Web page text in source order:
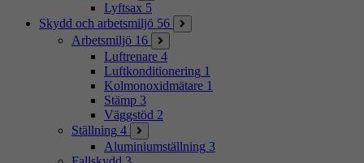
Lyftsax 5
Skydd och arbetsmiljö 56
Arbetsmiljö 16
Luftrenare 4
Luftkonditionering 1
Kolmonoxidmätare 1
Stämp 3
Väggstöd 2
Ställning 4
Aluminiumställning 3